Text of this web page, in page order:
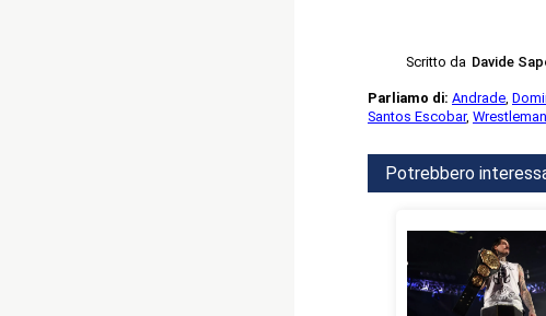
Scritto da Davide
Parliamo di: Andrade,
Santos Escobar,
Potrebbero